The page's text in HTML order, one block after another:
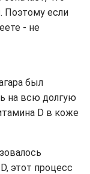
Поэтому если
- не
был
на всю долгую
D в коже
этот процесс